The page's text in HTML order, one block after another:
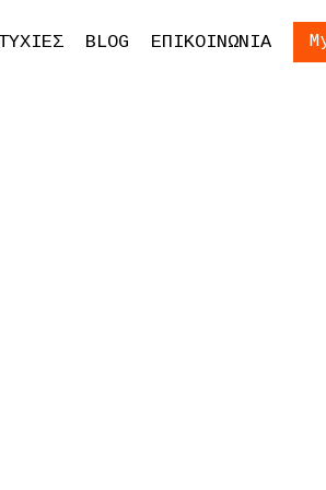
Γονέων και
BLOG ΕΠΙΚΟΙΝΩΝΙΑ